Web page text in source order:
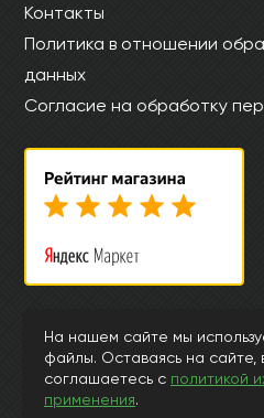
Контакты
Политика в отношении
данных
Согласие на обработку
© Интернет магазин laminat-mystep.ru
Информация, представленная на
исключительно ознакомительный
обстоятельствах и условиях не может
подпадающей под положения ст.435 и
Заранее просим извинить за
На нашем сайте мы
файлы. Оставаясь на сайте,
соглашаетесь с политикой
применения.